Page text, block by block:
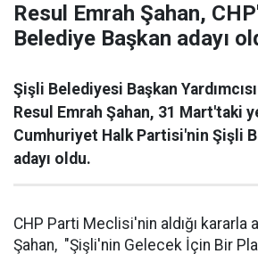
Resul Emrah Şahan,
Belediye Başkan adayı
Şişli Belediyesi Başkan
Resul Emrah Şahan, 31 Mart'taki
Cumhuriyet Halk Partisi'nin Şişli
adayı oldu.
CHP Parti Meclisi'nin aldığı kararla
Şahan, "Şişli'nin Gelecek İçin Bir